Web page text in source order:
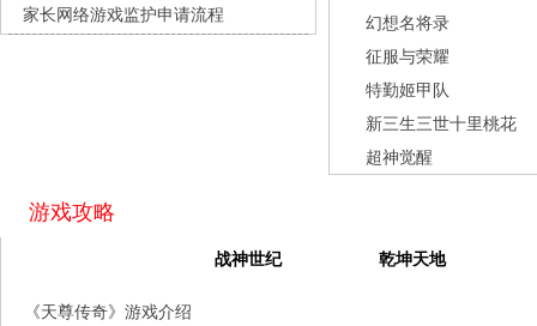
异星战舰
每日新服
今日 10:00点
天空的魔幻城
山海经异兽录 每日新服
及其它功能不能正常使用的解决办法
家长网络游戏监护申请流程
幻想名将录
征服与荣耀
特勤姬甲队
新三生三世十里桃花
超神觉醒
游戏攻略
战神世纪 乾坤天地
《天尊传奇》游戏介绍